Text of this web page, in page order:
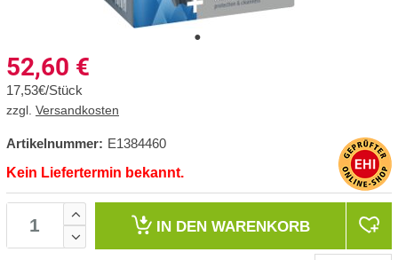
52,60 €
17,53€/Stück
zzgl. Versandkosten
Artikelnummer: E1384460
Kein Liefertermin bekannt.
IN DEN WARENKORB